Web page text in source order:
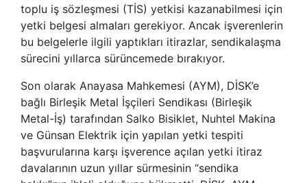
toplu iş sözleşmesi (TİS) yetkisi kazanabilmesi için
yetki belgesi almaları gerekiyor. Ancak işverenlerin
bu belgelerle ilgili yaptıkları itirazlar, sendikalaşma
sürecini yıllarca sürüncemede bırakıyor.
Son olarak Anayasa Mahkemesi (AYM), DİSK’e
bağlı Birleşik Metal İşçileri Sendikası (Birleşik
Metal-İş) tarafından Salko Bisiklet, Nuhtel Makina
ve Günsan Elektrik için yapılan yetki tespiti
başvurularına karşı işverence açılan yetki itiraz
davalarının uzun yıllar sürmesinin “sendika